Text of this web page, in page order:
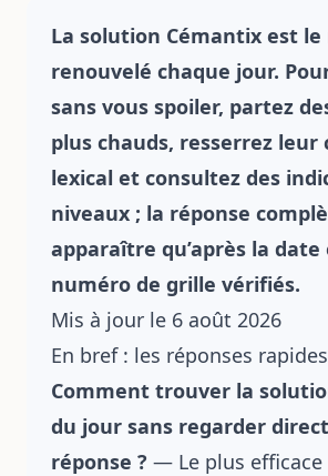
La solution Cémantix est
renouvelé chaque jour.
sans vous spoiler, partez
plus chauds, resserrez leur
lexical et consultez des
niveaux ; la réponse
apparaître qu’après la date
numéro de grille vérifiés.
Mis à jour le 6 août 2026
En bref : les réponses rapides
Comment trouver la
du jour sans regarder
réponse ? — Le plus efficace